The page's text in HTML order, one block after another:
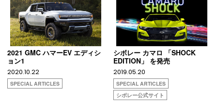
2021 GMC ハマーEV エディシ
ョン1
2020.10.22
SPECIAL ARTICLES
シボレー カマロ 「SHOCK
EDITION」 を発売
2019.05.20
SPECIAL ARTICLES
シボレー公式サイト